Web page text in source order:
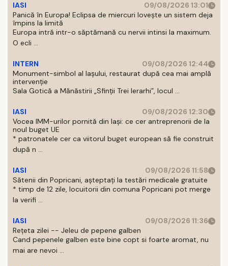
IASI
09/08/2026 13:01
Panică în Europa! Eclipsa de miercuri lovește un sistem deja
împins la limită
Europa intră intr-o săptămană cu nervii intinsi la maximum.
O ecli ...
INTERN
09/08/2026 12:44
Monument-simbol al Iaşului, restaurat după cea mai amplă
intervenţie
Sala Gotică a Mănăstirii „Sfinţii Trei Ierarhi”, locul ...
IASI
09/08/2026 12:30
Vocea IMM-urilor pornită din Iași: ce cer antreprenorii de la
noul buget UE
* patronatele cer ca viitorul buget european să fie construit
după n ...
IASI
09/08/2026 11:58
Sătenii din Popricani, așteptați la testări medicale gratuite
* timp de 12 zile, locuitorii din comuna Popricani pot merge
la verifi ...
IASI
09/08/2026 11:36
Rețeta zilei -- Jeleu de pepene galben
Cand pepenele galben este bine copt si foarte aromat, nu
mai are nevoi ...